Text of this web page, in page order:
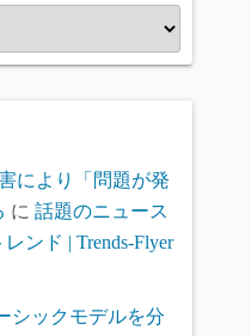
により「問題が発
に 話題のニュース
ンド | Trends-Flyer
シックモデルを分